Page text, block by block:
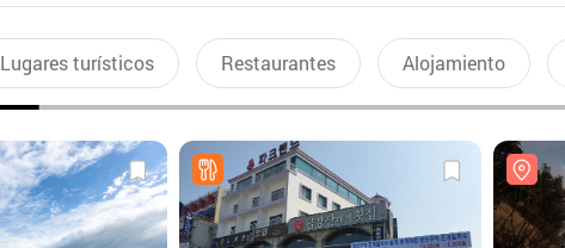
Lugares turísticos Restaurantes Alojamiento